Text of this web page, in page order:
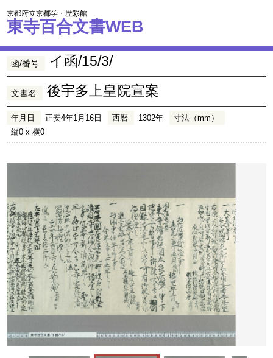
京都府立京都学・歴彩館
東寺百合文書WEB
函/番号 イ函/15/3/
文書名 後宇多上皇院宣案
年月日 正安4年1月16日 西暦 1302年
寸法（mm）
縦0 x 横0